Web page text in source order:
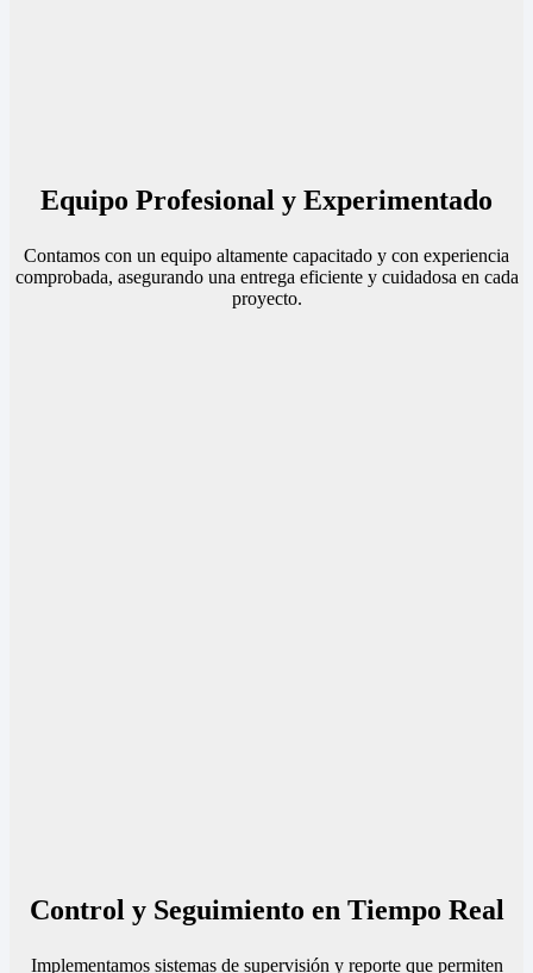
Equipo Profesional y Experimentado
Contamos con un equipo altamente capacitado y con experiencia
comprobada, asegurando una entrega eficiente y cuidadosa en cada
proyecto.
Control y Seguimiento en Tiempo Real
Implementamos sistemas de supervisión y reporte que permiten